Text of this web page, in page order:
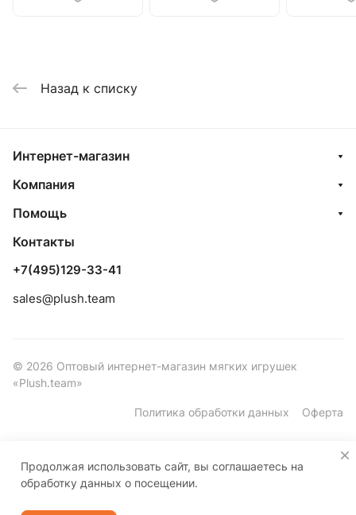
Назад к списку
Интернет-магазин
Компания
Помощь
Контакты
+7(495)129-33-41
sales@plush.team
© 2026 Оптовый интернет-магазин мягких игрушек
«Plush.team»
Политика обработки данных Оферта
Продолжая использовать сайт, вы соглашаетесь на
обработку данных о посещении.